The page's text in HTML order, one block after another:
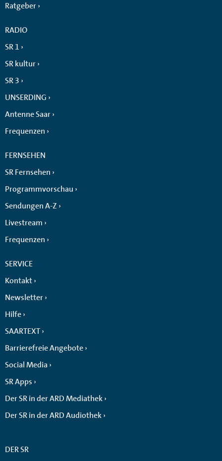
Ratgeber
RADIO
SR 1
SR kultur
SR 3
UNSERDING
Antenne Saar
Frequenzen
FERNSEHEN
SR Fernsehen
Programmvorschau
Sendungen A-Z
Livestream
Frequenzen
SERVICE
Kontakt
Newsletter
Hilfe
SAARTEXT
Barrierefreie Angebote
Social Media
SR Apps
Der SR in der ARD Mediathek
Der SR in der ARD Audiothek
DER SR